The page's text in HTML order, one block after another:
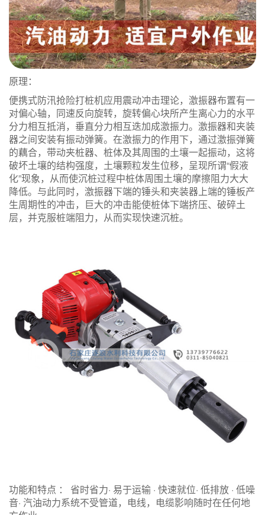
原理：
便携式防汛抢险打桩机应用震动冲击理论，激振器布置有一
对偏心轴，同速反向旋转，旋转偏心块所产生离心力的水平
分力相互抵消，垂直分力相互迭加成激振力。激振器和夹装
器之间安装有振动弹簧。在激振力的作用下，通过激振弹簧
的藕合，带动夹桩器、桩体及其周围的土壤一起振动，这将
破坏土壤的结构强度，土壤颗粒发生位移，呈现所谓“假液
化”现象，从而使沉桩过程中桩体周围土壤的摩擦阻力大大
降低。与此同时，激振器下端的锤头和夹装器上端的锤板产
生周期性的冲击，巨大的冲击能使桩体下端挤压、破碎土
层，并克服桩端阻力，从而实现快速沉桩。
功能和特点 ： 省时省力· 易于运输 · 快速就位· 低排放 · 低噪
音· 汽油动力系统不受管道，电线，电缆影响随时在任何地